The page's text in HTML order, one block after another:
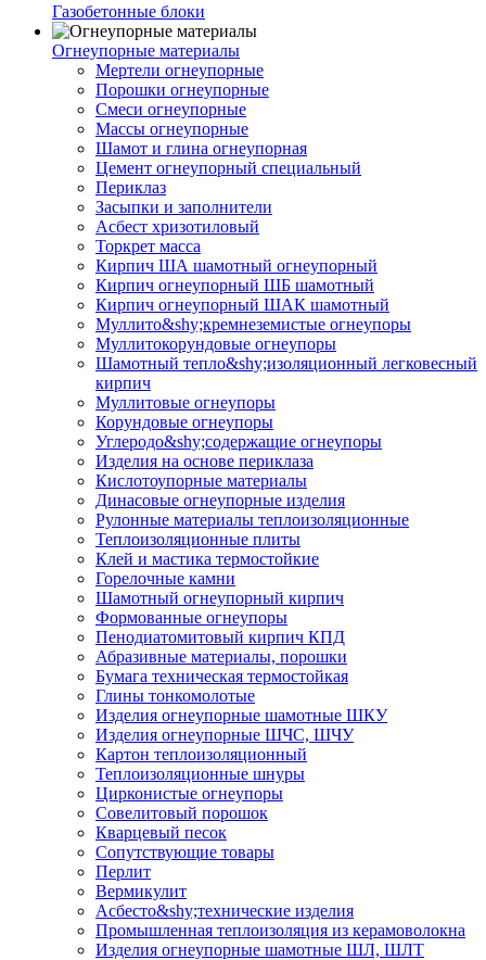
Газобетонные блоки
Огнеупорные материалы
Мертели огнеупорные
Порошки огнеупорные
Смеси огнеупорные
Массы огнеупорные
Шамот и глина огнеупорная
Цемент огнеупорный специальный
Периклаз
Засыпки и заполнители
Асбест хризотиловый
Торкрет масса
Кирпич ША шамотный огнеупорный
Кирпич огнеупорный ШБ шамотный
Кирпич огнеупорный ШАК шамотный
Муллито&shy;­кремнеземистые огнеупоры
Муллито­корундовые огнеупоры
Шамотный тепло&shy;изоляционный легковесный
кирпич
Муллитовые огнеупоры
Корундовые огнеупоры
Углеродо&shy;содержащие огнеупоры
Изделия на основе периклаза
Кислотоупорные материалы
Динасовые огнеупорные изделия
Рулонные материалы теплоизоляционные
Тепло­изоляционные плиты
Клей и мастика термостойкие
Горелочные камни
Шамотный огнеупорный кирпич
Формованные огнеупоры
Пенодиатомитовый кирпич КПД
Абразивные материалы, порошки
Бумага техническая термостойкая
Глины тонкомолотые
Изделия огнеупорные шамотные ШКУ
Изделия огнеупорные ШЧС, ШЧУ
Картон теплоизоляционный
Теплоизоляционные шнуры
Цирконистые огнеупоры
Совелитовый порошок
Кварцевый песок
Сопутствующие товары
Перлит
Вермикулит
Асбесто&shy;технические изделия
Промышленная теплоизоляция из керамоволокна
Изделия огнеупорные шамотные ШЛ, ШЛТ